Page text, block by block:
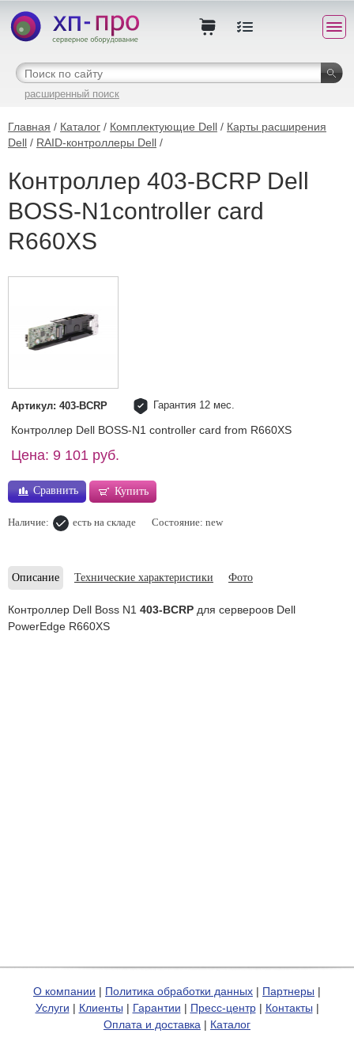
расширенный поиск
Главная / Каталог / Комплектующие Dell / Карты расширения
Dell / RAID-контроллеры Dell /
Контроллер 403-BCRP Dell
BOSS-N1controller card
R660XS
Артикул: 403-BCRP Гарантия 12 мес.
Контроллер Dell BOSS-N1 controller card from R660XS
Цена: 9 101 руб.
Сравнить Купить
Наличие: есть на складе Состояние: new
Описание Технические характеристики Фото
Контроллер Dell Boss N1 403-BCRP для сервероов Dell
PowerEdge R660XS
О компании | Политика обработки данных | Партнеры |
Услуги | Клиенты | Гарантии | Пресс-центр| Контакты |
Оплата и доставка | Каталог